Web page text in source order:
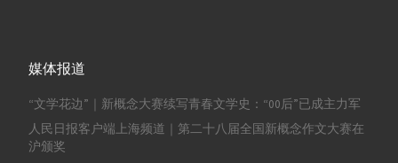
媒体报道
“文学花边”｜新概念大赛续写青春文学史：“00后”已成主力军
人民日报客户端上海频道｜第二十八届全国新概念作文大赛在
沪颁奖